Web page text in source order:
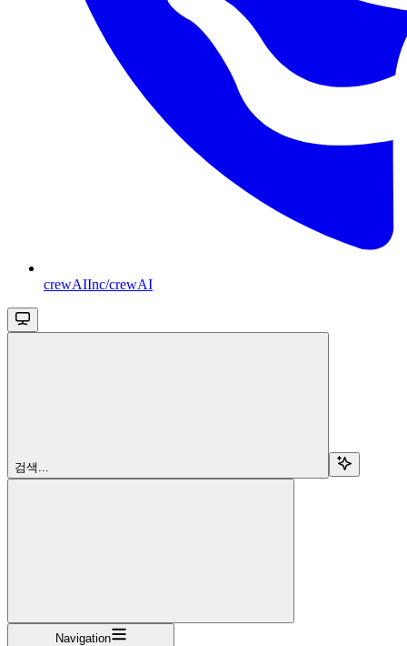
crewAIInc/crewAI
검색...
Navigation